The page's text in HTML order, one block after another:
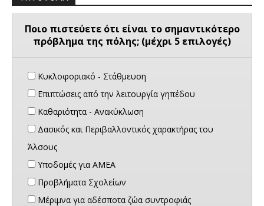
Ποιο πιστεύετε ότι είναι το σημαντικότερο
πρόβλημα της πόλης; (μέχρι 5 επιλογές)
Κυκλοφοριακό - Στάθμευση
Επιπτώσεις από την λειτουργία γηπέδου
Καθαριότητα - Ανακύκλωση
Δασικός και Περιβαλλοντικός χαρακτήρας του
Άλσους
Υποδομές για ΑΜΕΑ
Προβλήματα Σχολείων
Μέριμνα για αδέσποτα ζώα συντροφιάς